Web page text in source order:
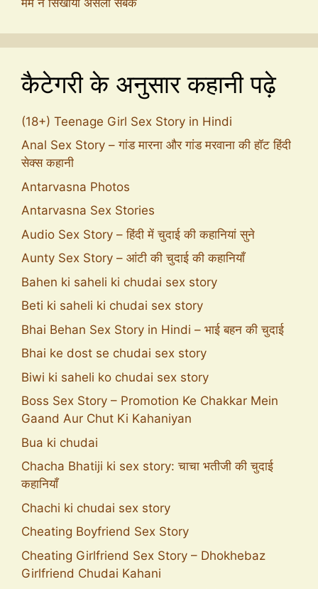
कैटेगरी के अनुसार कहानी पढ़े
(18+) Teenage Girl Sex Story in Hindi
Anal Sex Story – गांड मारना और गांड मरवाना की हॉट हिंदी
सेक्स कहानी
Antarvasna Photos
Antarvasna Sex Stories
Audio Sex Story – हिंदी में चुदाई की कहानियां सुने
Aunty Sex Story – आंटी की चुदाई की कहानियाँ
Bahen ki saheli ki chudai sex story
Beti ki saheli ki chudai sex story
Bhai Behan Sex Story in Hindi – भाई बहन की चुदाई
Bhai ke dost se chudai sex story
Biwi ki saheli ko chudai sex story
Boss Sex Story – Promotion Ke Chakkar Mein
Gaand Aur Chut Ki Kahaniyan
Bua ki chudai
Chacha Bhatiji ki sex story: चाचा भतीजी की चुदाई
कहानियाँ
Chachi ki chudai sex story
Cheating Boyfriend Sex Story
Cheating Girlfriend Sex Story – Dhokhebaz
Girlfriend Chudai Kahani